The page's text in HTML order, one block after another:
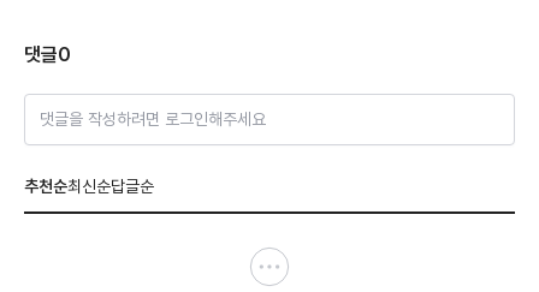
댓글0
댓글을 작성하려면 로그인해주세요
추천순최신순답글순